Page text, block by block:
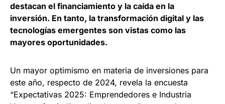
destacan el financiamiento y la caída en la
inversión. En tanto, la transformación digital y las
tecnologías emergentes son vistas como las
mayores oportunidades.
Un mayor optimismo en materia de inversiones para
este año, respecto de 2024, revela la encuesta
“Expectativas 2025: Emprendedores e Industria